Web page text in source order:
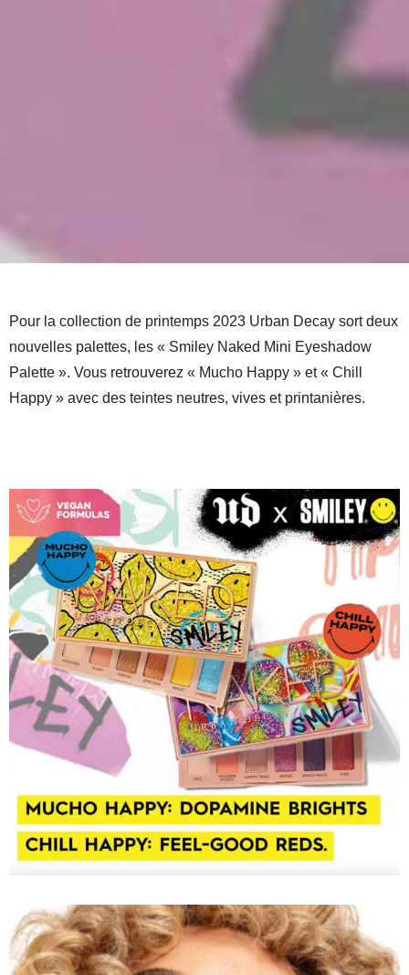
Pour la collection de printemps 2023 Urban Decay sort deux
nouvelles palettes, les « Smiley Naked Mini Eyeshadow
Palette ». Vous retrouverez « Mucho Happy » et « Chill
Happy » avec des teintes neutres, vives et printanières.